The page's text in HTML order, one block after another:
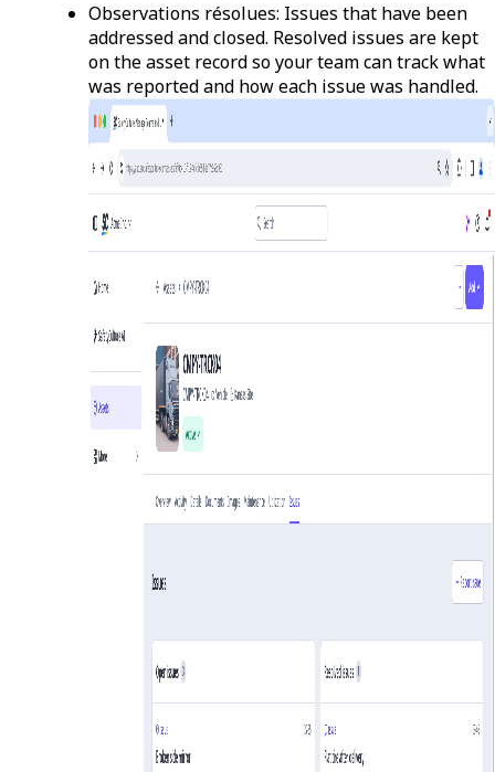
Observations résolues: Issues that have been
addressed and closed. Resolved issues are kept
on the asset record so your team can track what
was reported and how each issue was handled.